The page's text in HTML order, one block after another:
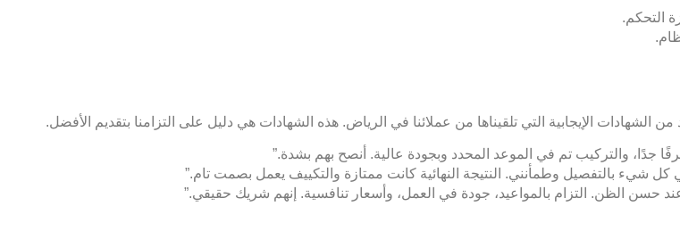
التحكم.
الإيجابية التي تلقيناها من عملائنا في الرياض. هذه الشهادات هي دليل على التزامنا بتقديم الأفضل.
جدًا، والتركيب تم في الموعد المحدد وبجودة عالية. أنصح بهم بشدة.”
بالتفصيل وطمأنني. النتيجة النهائية كانت ممتازة والتكييف يعمل بصمت تام.”
حسن الظن. التزام بالمواعيد، جودة في العمل، وأسعار تنافسية. إنهم شريك حقيقي.”